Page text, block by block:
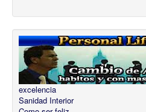
excelencia
Sanidad Interior